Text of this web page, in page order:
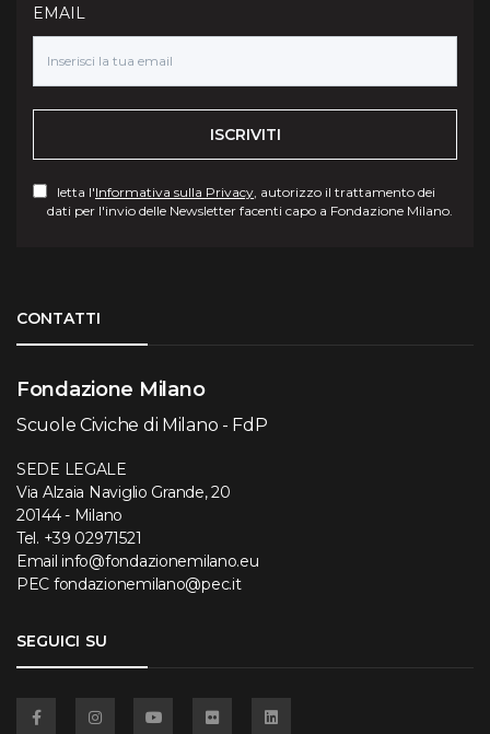
EMAIL
ISCRIVITI
letta l'Informativa sulla Privacy , autorizzo il trattamento dei
dati per l'invio delle Newsletter facenti capo a Fondazione Milano.
CONTATTI
Fondazione Milano
Scuole Civiche di Milano - FdP
SEDE LEGALE
Via Alzaia Naviglio Grande, 20
20144 - Milano
Tel. +39 02971521
Email info@fondazionemilano.eu
PEC fondazionemilano@pec.it
SEGUICI SU